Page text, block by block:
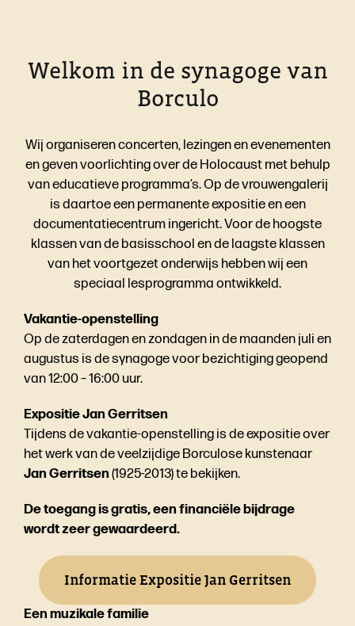
Welkom in de synagoge van
Borculo
Wij organiseren concerten, lezingen en evenementen
en geven voorlichting over de Holocaust met behulp
van educatieve programma’s. Op de vrouwengalerij
is daartoe een permanente expositie en een
documentatiecentrum ingericht. Voor de hoogste
klassen van de basisschool en de laagste klassen
van het voortgezet onderwijs hebben wij een
speciaal lesprogramma ontwikkeld.
Vakantie-openstelling
Op de zaterdagen en zondagen in de maanden juli en
augustus is de synagoge voor bezichtiging geopend
van 12:00 – 16:00 uur.
Expositie Jan Gerritsen
Tijdens de vakantie-openstelling is de expositie over
het werk van de veelzijdige Borculose kunstenaar
Jan Gerritsen (1925-2013) te bekijken.
De toegang is gratis, een financiële bijdrage
wordt zeer gewaardeerd.
Informatie Expositie Jan Gerritsen
Een muzikale familie